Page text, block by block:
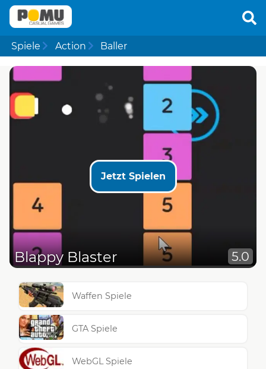
Spiele Action Baller
Jetzt Spielen
Blappy Blaster 5.0
Waffen Spiele
GTA Spiele
WebGL Spiele